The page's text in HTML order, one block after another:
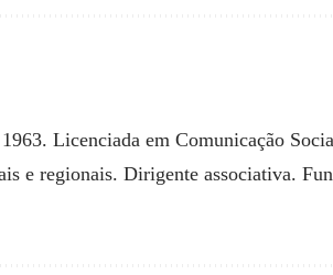
Licenciada em Comunicação
e regionais. Dirigente associativa.